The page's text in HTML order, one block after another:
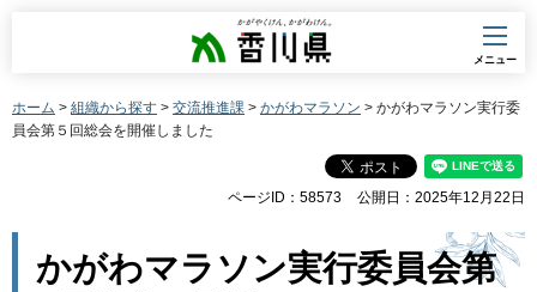
香川県
メニュー
ホーム > 組織から探す > 交流推進課 > かがわマラソン > かがわマラソン実行委
員会第５回総会を開催しました
ページID：58573 公開日：2025年12月22日
かがわマラソン実行委員会第